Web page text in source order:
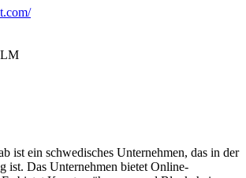
ist ein schwedisches Unternehmen, das in der
ist. Das Unternehmen bietet Online-